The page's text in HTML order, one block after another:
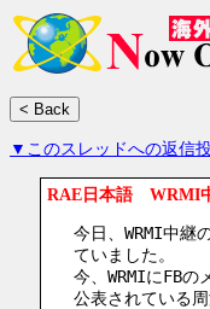
▼このスレッドへの返信
RAE日本語 WRMI
今日、WRMI中継
ていました。
今、WRMIにFB
公表されている